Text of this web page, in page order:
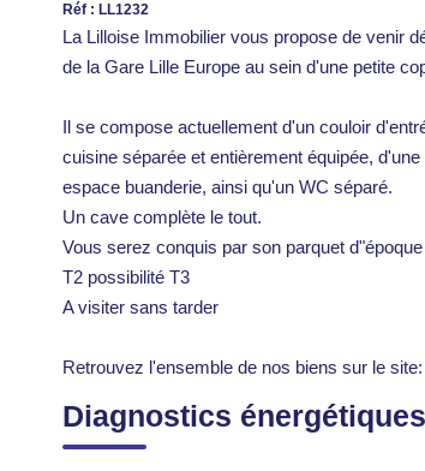
Réf : LL1232
La Lilloise Immobilier vous propose de venir
de la Gare Lille Europe au sein d'une petite
Il se compose actuellement d'un couloir
cuisine séparée et entièrement équipée,
espace buanderie, ainsi qu'un WC séparé.
Un cave complète le tout.
Vous serez conquis par son parquet
T2 possibilité T3
A visiter sans tarder
Retrouvez l'ensemble de nos biens sur le
Diagnostics énergétiques